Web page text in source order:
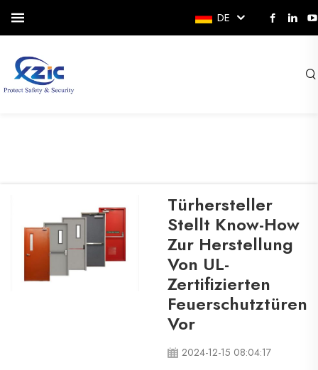
DE
Türhersteller
Stellt Know-How
Zur Herstellung
Von UL-
Zertifizierten
Feuerschutztüren
Vor
2024-12-15 08:04:17